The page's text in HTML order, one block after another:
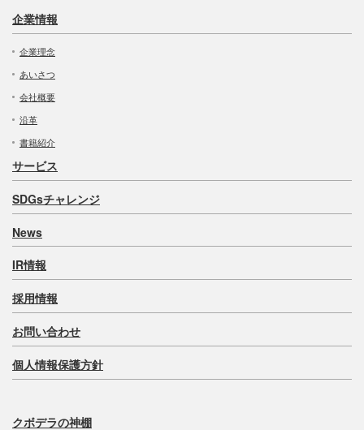
企業情報
企業理念
あいさつ
会社概要
沿革
書籍紹介
サービス
SDGsチャレンジ
News
IR情報
採用情報
お問い合わせ
個人情報保護方針
クボデラの神棚